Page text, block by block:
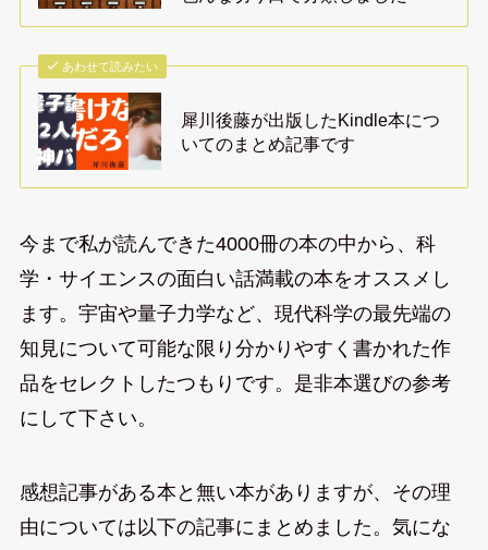
あわせて読みたい
犀川後藤が出版したKindle本につ
いてのまとめ記事です
今まで私が読んできた4000冊の本の中から、科
学・サイエンスの面白い話満載の本をオススメし
ます。宇宙や量子力学など、現代科学の最先端の
知見について可能な限り分かりやすく書かれた作
品をセレクトしたつもりです。是非本選びの参考
にして下さい。
感想記事がある本と無い本がありますが、その理
由については以下の記事にまとめました。気にな